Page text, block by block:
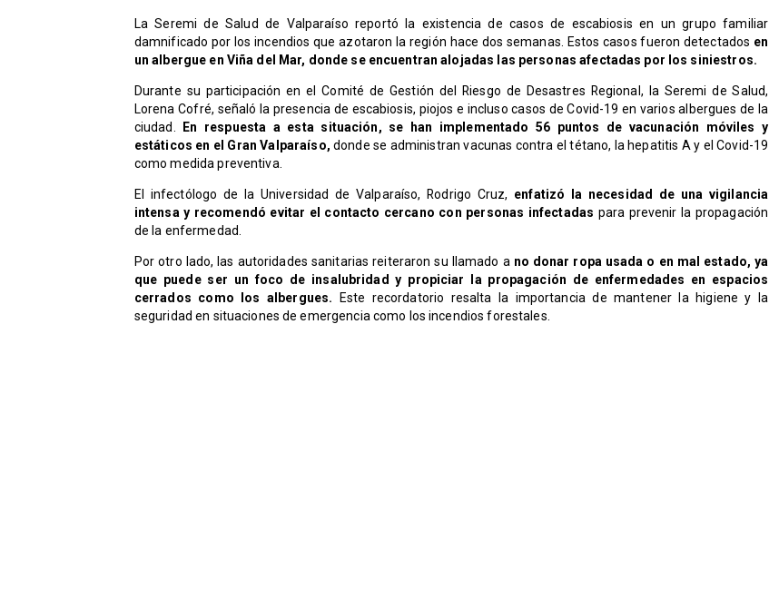
La Seremi de Salud de Valparaíso reportó la existencia de casos de escabiosis en un grupo familiar
damnificado por los incendios que azotaron la región hace dos semanas. Estos casos fueron detectados en
un albergue en Viña del Mar, donde se encuentran alojadas las personas afectadas por los siniestros.
​Durante su participación en el Comité de Gestión del Riesgo de Desastres Regional, la Seremi de Salud,
Lorena Cofré, señaló la presencia de escabiosis, piojos e incluso casos de Covid-19 en varios albergues de la
ciudad. En respuesta a esta situación, se han implementado 56 puntos de vacunación móviles y
estáticos en el Gran Valparaíso, donde se administran vacunas contra el tétano, la hepatitis A y el Covid-19
como medida preventiva.
El infectólogo de la Universidad de Valparaíso, Rodrigo Cruz, enfatizó la necesidad de una vigilancia
intensa y recomendó evitar el contacto cercano con personas infectadas para prevenir la propagación
de la enfermedad.
Por otro lado, las autoridades sanitarias reiteraron su llamado a no donar ropa usada o en mal estado, ya
que puede ser un foco de insalubridad y propiciar la propagación de enfermedades en espacios
cerrados como los albergues. Este recordatorio resalta la importancia de mantener la higiene y la
seguridad en situaciones de emergencia como los incendios forestales.